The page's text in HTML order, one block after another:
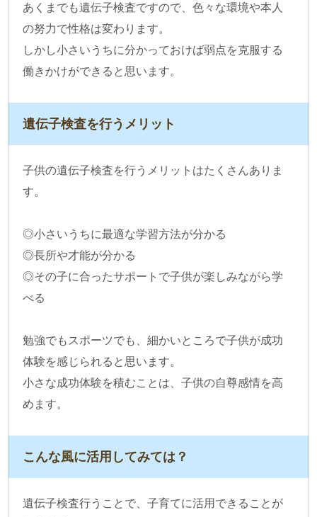
あくまでも遺伝子検査ですので、色々な環境や本人
の努力で性格は変わります。
しかし小さいうちに分かっておけば弱点を克服する
働きかけができると思います。
遺伝子検査を行うメリット
子供の遺伝子検査を行うメリットはたくさんありま
す。
◎小さいうちに最適な学習方法が分かる
◎長所や才能が分かる
◎その子に合ったサポートで子供が楽しみながら学
べる
勉強でもスポーツでも、細かいところで子供が成功
体験を感じられると思います。
小さな成功体験を積むことは、子供の自尊感情を高
めます。
こんな風に活用してみては？
遺伝子検査行うことで、子育てに活用できることが